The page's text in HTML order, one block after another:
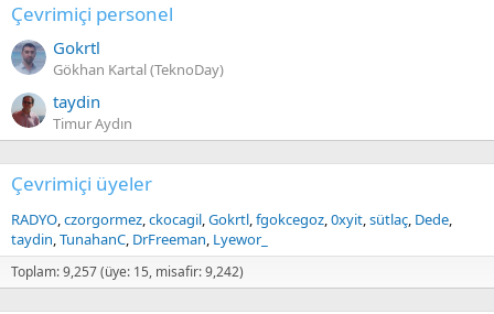
Çevrimiçi personel
Gokrtl
Gökhan Kartal (TeknoDay)
taydin
Timur Aydın
Çevrimiçi üyeler
RADYO czorgormez ckocagil Gokrtl fgokcegoz 0xyit sütlaç Dede
taydin TunahanC DrFreeman Lyewor_
Toplam: 9,257 (üye: 15, misafir: 9,242)